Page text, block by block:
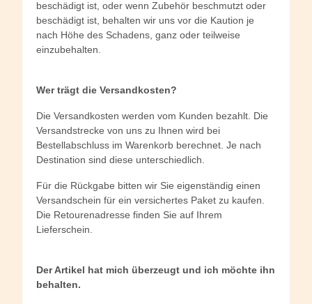
beschädigt ist, oder wenn Zubehör beschmutzt oder
beschädigt ist, behalten wir uns vor die Kaution je
nach Höhe des Schadens, ganz oder teilweise
einzubehalten.
Wer trägt die Versandkosten?
Die Versandkosten werden vom Kunden bezahlt. Die
Versandstrecke von uns zu Ihnen wird bei
Bestellabschluss im Warenkorb berechnet. Je nach
Destination sind diese unterschiedlich.
Für die Rückgabe bitten wir Sie eigenständig einen
Versandschein für ein versichertes Paket zu kaufen.
Die Retourenadresse finden Sie auf Ihrem
Lieferschein.
Der Artikel hat mich überzeugt und ich möchte ihn
behalten.